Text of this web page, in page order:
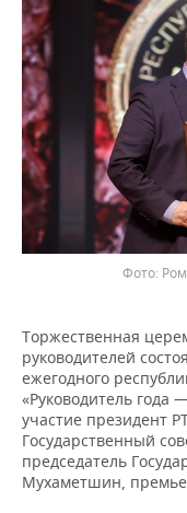
Фото:
Торжественная
руководителей
ежегодного
«Руководитель
участие президент
Государственный
председатель
Мухаметшин,